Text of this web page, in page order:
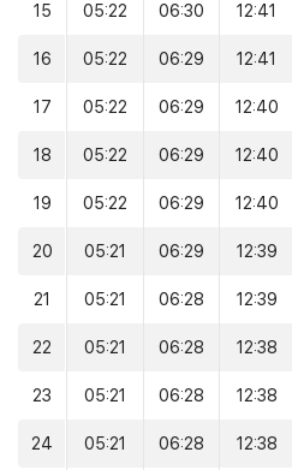
15 05:22 06:30 12:41
16 05:22 06:29 12:41
17 05:22 06:29 12:40
18 05:22 06:29 12:40
19 05:22 06:29 12:40
20 05:21 06:29 12:39
21 05:21 06:28 12:39
22 05:21 06:28 12:38
23 05:21 06:28 12:38
24 05:21 06:28 12:38